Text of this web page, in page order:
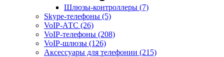
Шлюзы-контроллеры (7)
Skype-телефоны (5)
VoIP-АТС (26)
VoIP-телефоны (208)
VoIP-шлюзы (126)
Аксессуары для телефонии (215)